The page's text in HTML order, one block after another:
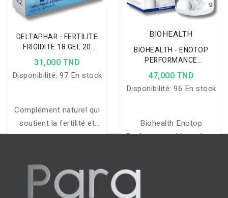
réduire la fatigue et
protéger les cellules
contre le stress oxydatif.
DELTAPHAR - FERTILITE
FRIGIDITE 18 GEL 20
GELULES
31,000 TND
Disponibilité: 97 En stock
Complément naturel qui
soutient la fertilité et
stimule la libido, en
hormonal et le bien-être
sexuel.
BIOHEALTH
BIOHEALTH - ENOTOP
PERFORMANCE
MASCULINE 30 GELULES
47,000 TND
Disponibilité: 96 En stock
Biohealth Enotop
Performance Masculine :
circulation sanguine.